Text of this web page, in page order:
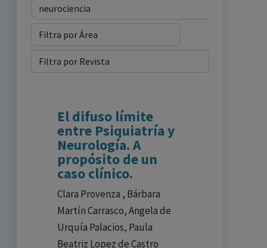
El difuso límite
entre Psiquiatría y
Neurología. A
propósito de un
caso clínico.
Clara Provenza , Bárbara
Martín Carrasco, Angela de
Urquía Palacios, Paula
Beatriz Lopez de Castro